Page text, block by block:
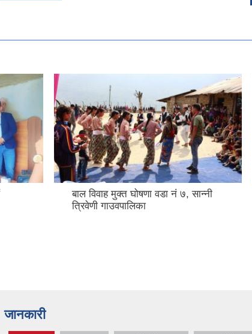
बाल विवाह मुक्त घोषणा वडा नं ७, सान्नी
त्रिवेणी गाउवपालिका
जानकारी